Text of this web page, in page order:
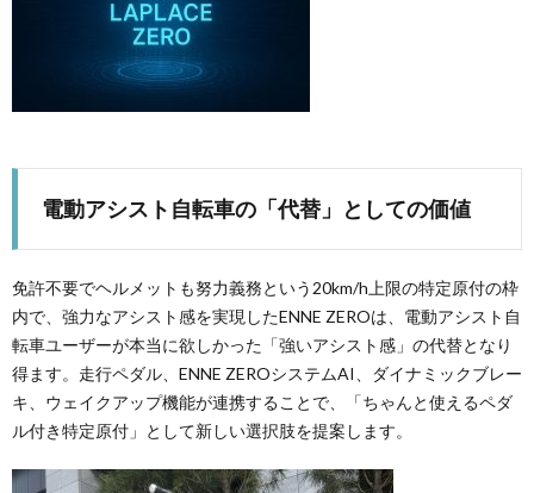
電動アシスト自転車の「代替」としての価値
免許不要でヘルメットも努力義務という20km/h上限の特定原付の枠
内で、強力なアシスト感を実現したENNE ZEROは、電動アシスト自
転車ユーザーが本当に欲しかった「強いアシスト感」の代替となり
得ます。走行ペダル、ENNE ZEROシステムAI、ダイナミックブレー
キ、ウェイクアップ機能が連携することで、「ちゃんと使えるペダ
ル付き特定原付」として新しい選択肢を提案します。